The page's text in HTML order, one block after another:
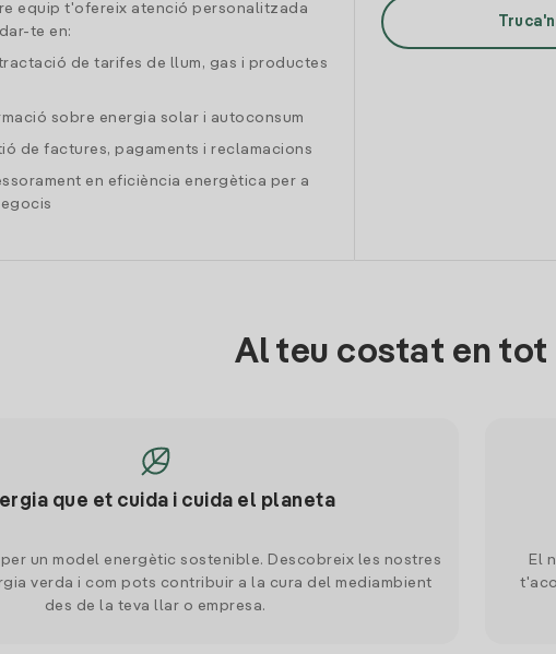
equip t'ofereix atenció personalitzada
te en:
de tarifes de llum, gas i productes
sobre energia solar i autoconsum
de factures, pagaments i reclamacions
en eficiència energètica per a
Al teu costat en tot
que et cuida i cuida el planeta
un model energètic sostenible. Descobreix les nostres
verda i com pots contribuir a la cura del mediambient
des de la teva llar o empresa.
El